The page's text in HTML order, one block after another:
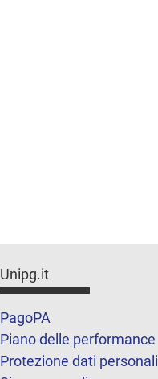
Unipg.it
PagoPA
Piano delle performance
Protezione dati personali